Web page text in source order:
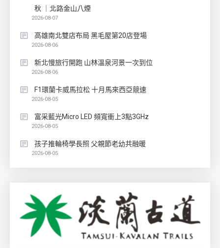
秋 ｜北路金山八煙
2026-08-07
高雄南北雙店布局 黑毛屋第20店登場
2026-08-06
新北慢旅行開跑 山林溫泉河景一次到位
2026-08-06
F1環蘭卡威馬拉松 十月馬來西亞競速
2026-08-05
富采藍光Micro LED 頻寬衝上3點3GHz
2026-08-05
孩子推輪椅學長照 父親節老幼共融暖
2026-08-05